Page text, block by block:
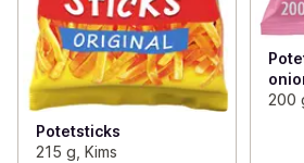
Potetsticks
215 g, Kims
200